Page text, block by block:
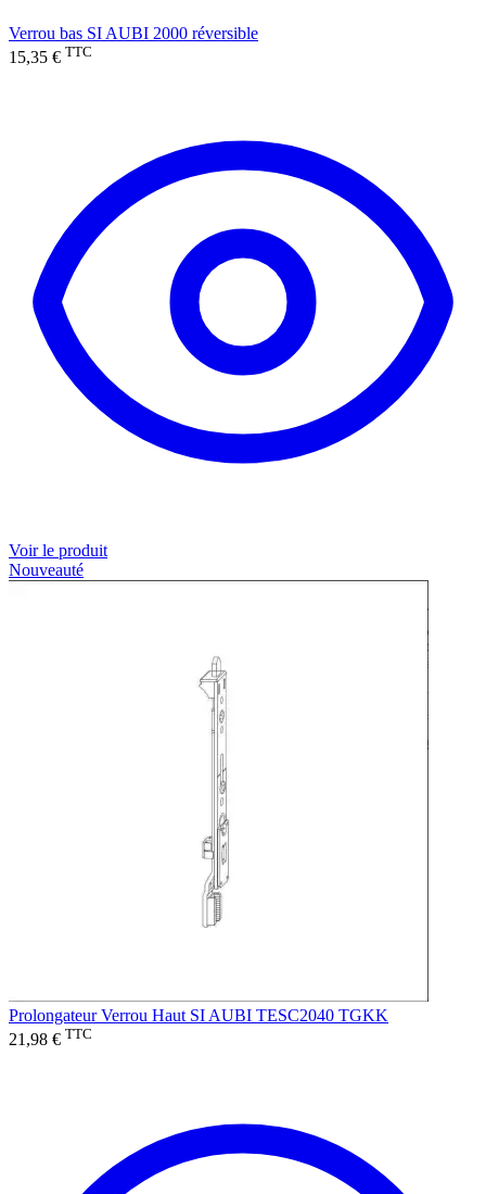
Verrou bas SI AUBI 2000 réversible
15,35 € TTC
Voir le produit
Nouveauté
Prolongateur Verrou Haut SI AUBI TESC2040 TGKK
21,98 € TTC